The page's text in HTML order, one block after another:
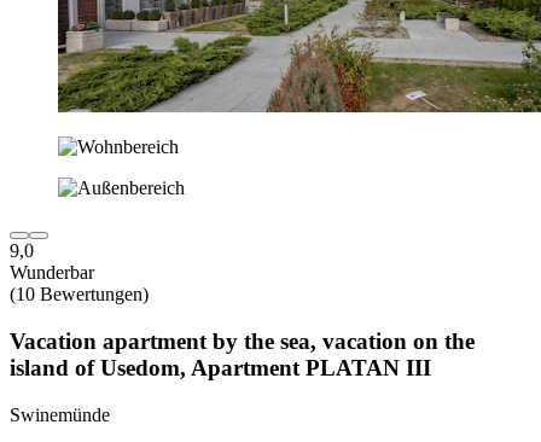
9,0
Wunderbar
(10 Bewertungen)
Vacation apartment by the sea, vacation on the
island of Usedom, Apartment PLATAN III
Swinemünde